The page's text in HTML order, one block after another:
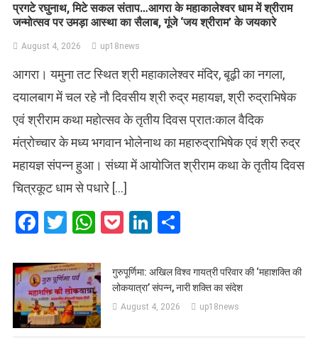
प्रगटे रघुनाथ, मिटे सकल संताप…आगरा के महाकालेश्वर धाम में श्रीराम
जन्मोत्सव पर उमड़ा आस्था का सैलाब, गूंजे ‘जय श्रीराम’ के जयकारे
August 4, 2026 up18news
आगरा। यमुना तट स्थित श्री महाकालेश्वर मंदिर, बूढ़ी का नगला,
दयालबाग में चल रहे नौ दिवसीय श्री रुद्र महायज्ञ, श्री रुद्राभिषेक
एवं श्रीराम कथा महोत्सव के तृतीय दिवस प्रातःकाल वैदिक
मंत्रोच्चार के मध्य भगवान भोलेनाथ का महारुद्राभिषेक एवं श्री रुद्र
महायज्ञ संपन्न हुआ। संध्या में आयोजित श्रीराम कथा के तृतीय दिवस
चित्रकूट धाम से पधारे […]
Facebook
Twitter
WhatsApp
PocketLinkedIn
गुरुपूर्णिमा: अखिल विश्व गायत्री परिवार की ‘महाशक्ति की
लोकयात्रा’ संपन्न, नारी शक्ति का संदेश
August 4, 2026 up18news